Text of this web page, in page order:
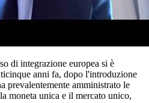
di integrazione europea si è
anni fa, dopo l'introduzione
prevalentemente amministrato le
moneta unica e il mercato unico,